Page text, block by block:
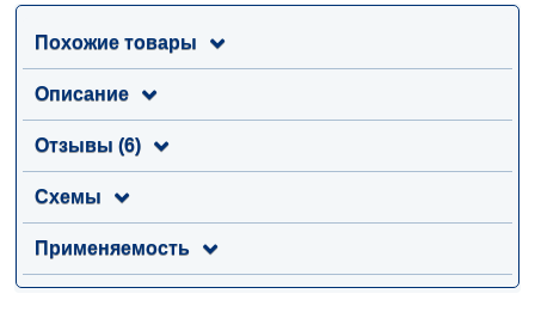
Похожие товары
Описание
Отзывы (6)
Схемы
Применяемость